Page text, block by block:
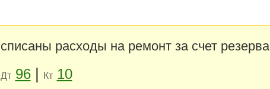
списаны расходы на ремонт за счет резерва
Дт 96| Кт 10